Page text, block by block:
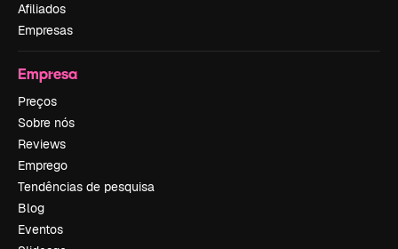
Afiliados
Empresas
Empresa
Preços
Sobre nós
Reviews
Emprego
Tendências de pesquisa
Blog
Eventos